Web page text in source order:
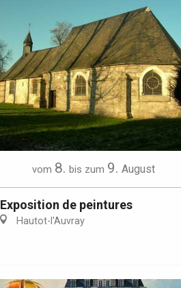
vom 8. bis zum 9. August
Exposition de peintures
Hautot-l'Auvray